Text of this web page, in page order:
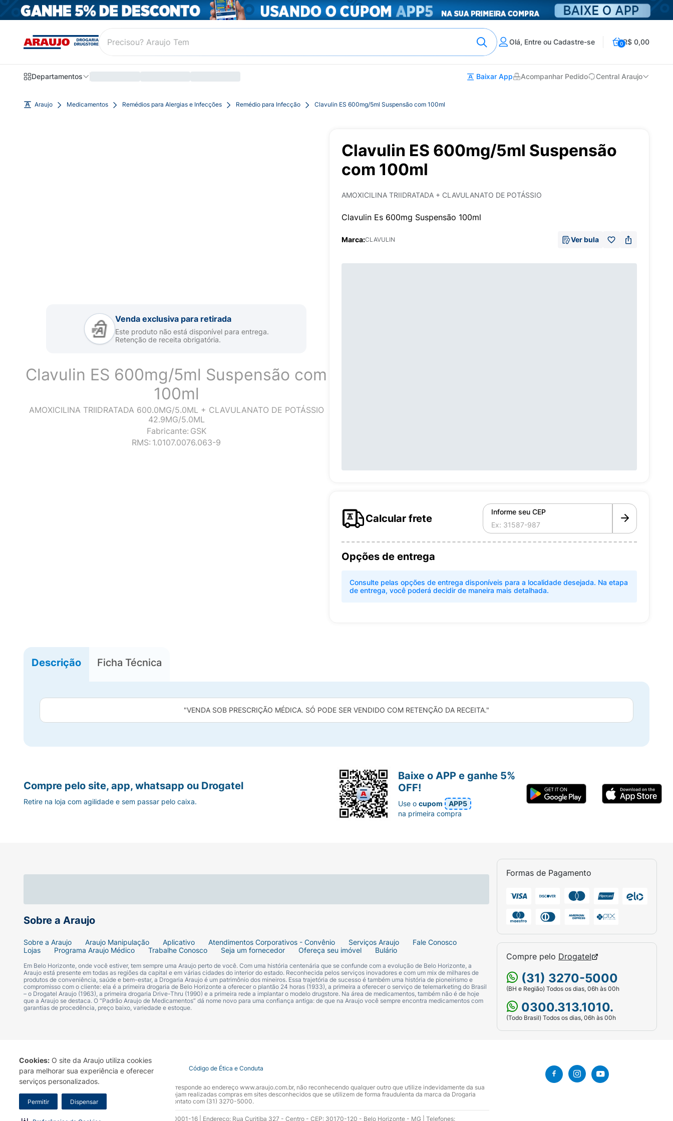
Cookies: O site da Araujo utiliza cookies
para melhorar sua experiência e oferecer
serviços personalizados.
Permitir Dispensar
Olá, Entre ou Cadastre-se 0R$ 0,00
Departamentos Baixar App Acompanhar Pedido Central Araujo
Araujo Medicamentos Remédios para Alergias e Infecções Remédio para Infecção Clavulin ES 600mg/5ml Suspensão com 100ml
Venda exclusiva para retirada
Este produto não está disponível para entrega.
Retenção de receita obrigatória.
Clavulin ES 600mg/5ml Suspensão com
100ml
AMOXICILINA TRIIDRATADA 600.0MG/5.0ML + CLAVULANATO DE POTÁSSIO
42.9MG/5.0ML
Fabricante: GSK
RMS: 1.0107.0076.063-9
Clavulin ES 600mg/5ml Suspensão
com 100ml
AMOXICILINA TRIIDRATADA + CLAVULANATO DE POTÁSSIO
Clavulin Es 600mg Suspensão 100ml
Marca:CLAVULIN Ver bula
Calcular frete
Informe seu CEP
Opções de entrega
Consulte pelas opções de entrega disponíveis para a localidade desejada. Na etapa
de entrega, você poderá decidir de maneira mais detalhada.
Descrição Ficha Técnica
"VENDA SOB PRESCRIÇÃO MÉDICA. SÓ PODE SER VENDIDO COM RETENÇÃO DA RECEITA."
Sobre a Araujo
Sobre a Araujo Araujo Manipulação Aplicativo Atendimentos Corporativos - Convênio Serviços Araujo
Fale Conosco
Lojas
Programa Araujo Médico Trabalhe Conosco Seja um fornecedor Ofereça seu imóvel Bulário
Em Belo Horizonte, onde você estiver, tem sempre uma Araujo perto de você. Com uma história centenária que se confunde com a evolução de Belo Horizonte, a
Araujo está presente em todas as regiões da capital e em várias cidades do interior do estado. Reconhecida pelos serviços inovadores e com um mix de milhares de
produtos de conveniência, saúde e bem-estar, a Drogaria Araujo é um patrimônio dos mineiros. Essa trajetória de sucesso é também uma história de pioneirismo e
compromisso com o cliente: ela é a primeira drogaria de Belo Horizonte a oferecer o plantão 24 horas (1933), a primeira a oferecer o serviço de telemarketing do Brasil
– o Drogatel Araujo (1963), a primeira drogaria Drive-Thru (1990) e a primeira rede a implantar o modelo drugstore. Na área de medicamentos, também não é de hoje
que a Araujo se destaca. O “Padrão Araujo de Medicamentos” dá nome novo para uma confiança antiga: de que na Araujo você sempre encontra medicamentos com
garantias de procedência, preço baixo, variedade e estoque.
Formas de Pagamento
Compre pelo Drogatel
(31) 3270-5000
(BH e Região) Todos os dias, 06h às 00h
0300.313.1010.
(Todo Brasil) Todos os dias, 06h às 00h
Compre pelo site, app, whatsapp ou Drogatel
Retire na loja com agilidade e sem passar pelo caixa.
Baixe o APP e ganhe 5%
OFF!
Use ocupom
APP5
na primeira compra
Termo de Uso Portal da Privacidade Covid-19 Código de Ética e Conduta
A Drogaria Araujo S/A informa que o seu site oficial corresponde ao endereço www.araujo.com.br, não reconhecendo qualquer outro que utilize indevidamente da sua
marca. Para sua segurança recomendamos que não sejam realizadas compras em sites desconhecidos que se utilizem de forma fraudulenta da marca da Drogaria
Araujo S.A. Em caso de dúvidas, gentileza entrar em contato com (31) 3270-5000.
Razão Social: Drogaria Araujo S.A | CNPJ: 17.256.512.0001-16 | Endereço: Rua Curitiba 327 - Centro - CEP: 30170-120 - Belo Horizonte - MG | Telefones: